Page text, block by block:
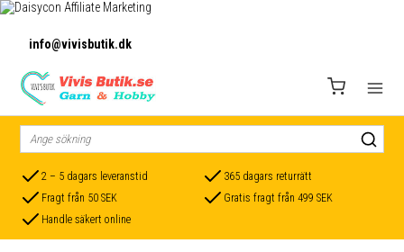
info@vivisbutik.dk
2 – 5 dagars leveranstid
365 dagars returrätt
Fragt från 50 SEK
Gratis fragt från 499 SEK
Handle säkert online